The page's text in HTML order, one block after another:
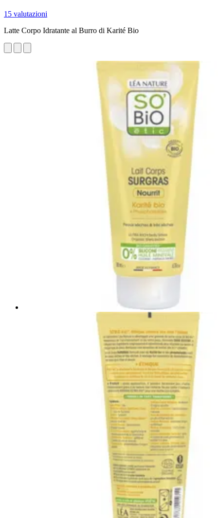
15 valutazioni
Latte Corpo Idratante al Burro di Karité Bio